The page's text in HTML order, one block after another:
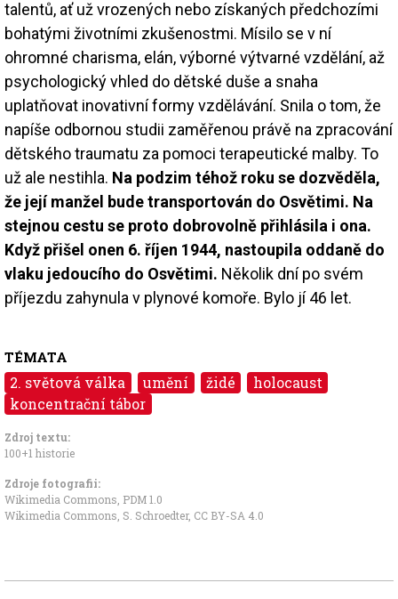
talentů, ať už vrozených nebo získaných předchozími
bohatými životními zkušenostmi. Mísilo se v ní
ohromné charisma, elán, výborné výtvarné vzdělání, až
psychologický vhled do dětské duše a snaha
uplatňovat inovativní formy vzdělávání. Snila o tom, že
napíše odbornou studii zaměřenou právě na zpracování
dětského traumatu za pomoci terapeutické malby. To
už ale nestihla. Na podzim téhož roku se dozvěděla,
že její manžel bude transportován do Osvětimi. Na
stejnou cestu se proto dobrovolně přihlásila i ona.
Když přišel onen 6. říjen 1944, nastoupila oddaně do
vlaku jedoucího do Osvětimi. Několik dní po svém
příjezdu zahynula v plynové komoře. Bylo jí 46 let.
TÉMATA
2. světová válka umění židé
holocaust
koncentrační tábor
Zdroj textu:
100+1 historie
Zdroje fotografii:
Wikimedia Commons, PDM 1.0
Wikimedia Commons, S. Schroedter, CC BY-SA 4.0